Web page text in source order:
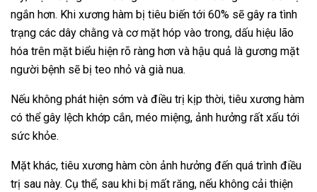
ngắn hơn. Khi xương hàm bị tiêu biến tới 60% sẽ gây ra tình
trạng các dây chằng và cơ mặt hóp vào trong, dấu hiệu lão
hóa trên mặt biểu hiện rõ ràng hơn và hậu quả là gương mặt
người bệnh sẽ bị teo nhỏ và già nua.
Nếu không phát hiện sớm và điều trị kịp thời, tiêu xương hàm
có thể gây lệch khớp cắn, méo miệng, ảnh hưởng rất xấu tới
sức khỏe.
Mặt khác, tiêu xương hàm còn ảnh hưởng đến quá trình điều
trị sau này. Cụ thể, sau khi bị mất răng, nếu không cải thiện